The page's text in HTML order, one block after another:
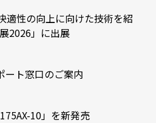
性の向上に向けた技術を紹
2026」に出展
ート窓口のご案内
10」を新発売